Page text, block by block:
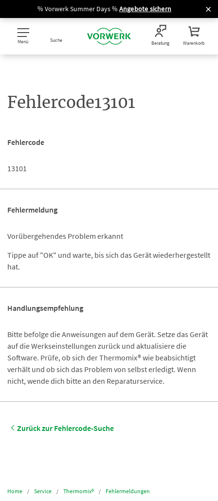
% Vorwerk Summer Days % Angebote sichern
Menü Suche Beratung Warenkorb
Fehlercode13101
Fehlercode
13101
Fehlermeldung
Vorübergehendes Problem erkannt
Tippe auf "OK" und warte, bis sich das Gerät wiederhergestellt
hat.
Handlungsempfehlung
Bitte befolge die Anweisungen auf dem Gerät. Setze das Gerät
auf die Werkseinstellungen zurück und aktualisiere die
Software. Prüfe, ob sich der Thermomix® wie beabsichtigt
verhält und ob sich das Problem von selbst erledigt. Wenn
nicht, wende dich bitte an den Reparaturservice.
Zurück zur Fehlercode-Suche
Home Service Thermomix® Fehlermeldungen